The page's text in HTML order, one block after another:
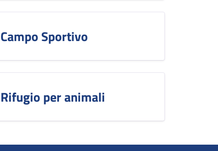
Campo Sportivo
Rifugio per animali